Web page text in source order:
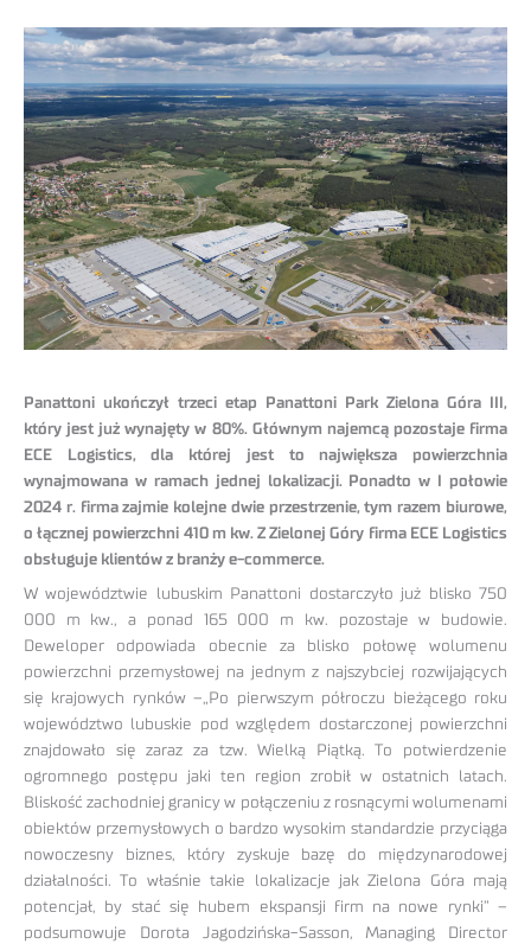
Panattoni ukończył trzeci etap Panattoni Park Zielona Góra III,
który jest już wynajęty w 80%. Głównym najemcą pozostaje firma
ECE Logistics, dla której jest to największa powierzchnia
wynajmowana w ramach jednej lokalizacji. Ponadto w I połowie
2024 r. firma zajmie kolejne dwie przestrzenie, tym razem biurowe,
o łącznej powierzchni 410 m kw. Z Zielonej Góry firma ECE Logistics
obsługuje klientów z branży e-commerce.
W województwie lubuskim Panattoni dostarczyło już blisko 750
000 m kw., a ponad 165 000 m kw. pozostaje w budowie.
Deweloper odpowiada obecnie za blisko połowę wolumenu
powierzchni przemysłowej na jednym z najszybciej rozwijających
się krajowych rynków –„Po pierwszym półroczu bieżącego roku
województwo lubuskie pod względem dostarczonej powierzchni
znajdowało się zaraz za tzw. Wielką Piątką. To potwierdzenie
ogromnego postępu jaki ten region zrobił w ostatnich latach.
Bliskość zachodniej granicy w połączeniu z rosnącymi wolumenami
obiektów przemysłowych o bardzo wysokim standardzie przyciąga
nowoczesny biznes, który zyskuje bazę do międzynarodowej
działalności. To właśnie takie lokalizacje jak Zielona Góra mają
potencjał, by stać się hubem ekspansji firm na nowe rynki” –
podsumowuje Dorota Jagodzińska-Sasson, Managing Director